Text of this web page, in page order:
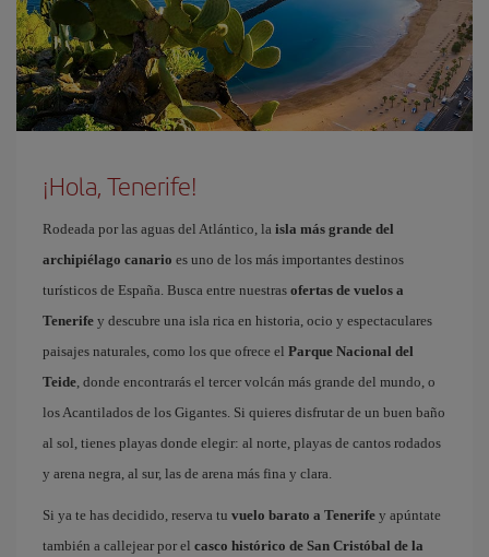
¡Hola, Tenerife!
Rodeada por las aguas del Atlántico, la isla más grande del
archipiélago canario es uno de los más importantes destinos
turísticos de España. Busca entre nuestras ofertas de vuelos a
Tenerife y descubre una isla rica en historia, ocio y espectaculares
paisajes naturales, como los que ofrece el Parque Nacional del
Teide, donde encontrarás el tercer volcán más grande del mundo, o
los Acantilados de los Gigantes. Si quieres disfrutar de un buen baño
al sol, tienes playas donde elegir: al norte, playas de cantos rodados
y arena negra, al sur, las de arena más fina y clara.
Si ya te has decidido, reserva tu vuelo barato a Tenerife y apúntate
también a callejear por el casco histórico de San Cristóbal de la